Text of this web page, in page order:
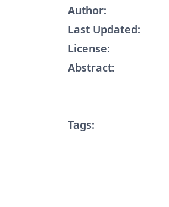
Author:
Last Updated:
License:
Abstract:
Tags: